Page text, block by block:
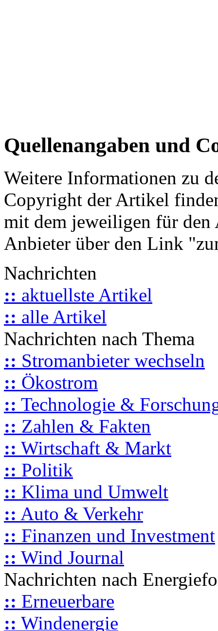
Quellenangaben und
Weitere Informationen zu
Copyright der Artikel
mit dem jeweiligen für
Anbieter über den Link
Nachrichten
:: aktuellste Artikel
:: alle Artikel
Nachrichten nach Thema
:: Stromanbieter wechseln
:: Ökostrom
:: Technologie &
:: Zahlen & Fakten
:: Wirtschaft & Markt
:: Politik
:: Klima und Umwelt
:: Auto & Verkehr
:: Finanzen und Investment
:: Wind Journal
Nachrichten nach
:: Erneuerbare
:: Windenergie